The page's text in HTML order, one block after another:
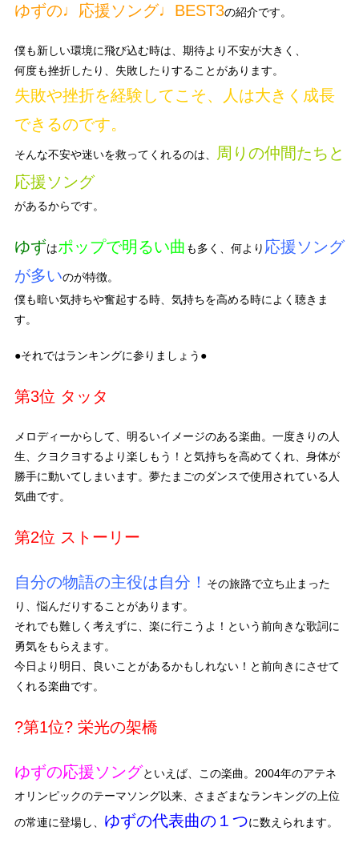
ゆずの♩応援ソング♩BEST3の紹介です。
僕も新しい環境に飛び込む時は、期待より不安が大きく、
何度も挫折したり、失敗したりすることがあります。
失敗や挫折を経験してこそ、人は大きく成長
できるのです。
そんな不安や迷いを救ってくれるのは、
周りの仲間たちと
応援ソング
があるからです。
ゆずはポップで明るい曲 も多く、何より 応援ソング
が多いのが特徴。
僕も暗い気持ちや奮起する時、気持ちを高める時によく聴きま
す。
●それではランキングに参りましょう●
第3位 タッタ
メロディーからして、明るいイメージのある楽曲。一度きりの人
生、クヨクヨするより楽しもう！と気持ちを高めてくれ、身体が
勝手に動いてしまいます。夢たまごのダンスで使用されている人
気曲です。
第2位 ストーリー
自分の物語の主役は自分！
その旅路で立ち止まった
り、悩んだりすることがあります。
それでも難しく考えずに、楽に行こうよ！という前向きな歌詞に
勇気をもらえます。
今日より明日、良いことがあるかもしれない！と前向きにさせて
くれる楽曲です。
?第1位? 栄光の架橋
ゆずの応援ソングといえば、この楽曲。2004年のアテネ
オリンピックのテーマソング以来、さまざまなランキングの上位
の常連に登場し、 ゆずの代表曲の１つに数えられます。